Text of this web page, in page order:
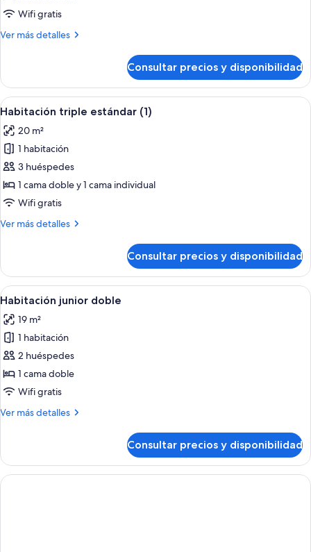
con
cama
2
individuales,
terraza
Wifi gratis
Ver más detalles
Más
con
cama
o
2
individuales,
terraza
Consultar precios y disponibilidad
Abrir
todas
las
fotos
de
Habitación
triple
(1)
Habitación de hotel con una cama
5
Habitación triple estándar (1)
20 m²
1 habitación
3 huéspedes
1 cama doble y 1 cama individual
Wifi gratis
Ver más detalles
Más
triple
estándar
(1)
Consultar precios y disponibilidad
Abrir
todas
las
fotos
de
Habitación
junior
Habitación de hotel con una cama
5
Habitación junior doble
19 m²
1 habitación
2 huéspedes
1 cama doble
Wifi gratis
Ver más detalles
Más
junior
doble
Consultar precios y disponibilidad